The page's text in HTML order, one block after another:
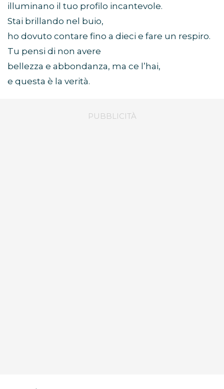
illuminano il tuo profilo incantevole.
Stai brillando nel buio,
ho dovuto contare fino a dieci e fare un respiro.
Tu pensi di non avere
bellezza e abbondanza, ma ce l’hai,
e questa è la verità.